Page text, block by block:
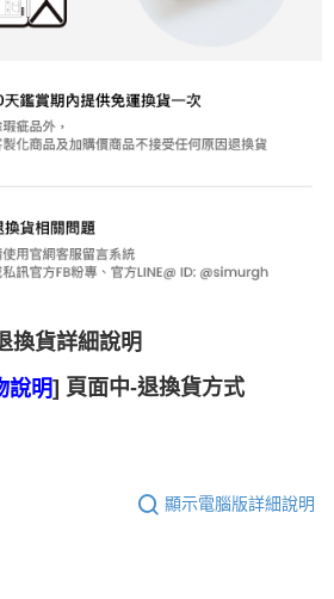
換貨詳細說明
說明] 頁面中-退換貨方式
顯示電腦版詳細說明